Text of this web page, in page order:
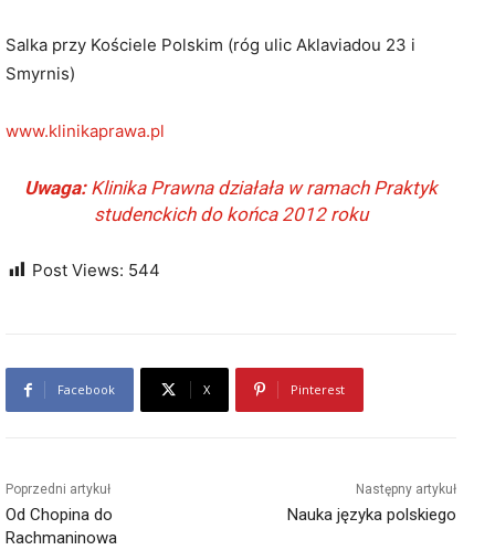
Salka przy Kościele Polskim (róg ulic Aklaviadou 23 i
Smyrnis)
www.klinikaprawa.pl
Uwaga:Klinika Prawna działała w ramach Praktyk
studenckich do końca 2012 roku
Post Views: 544
Facebook X Pinterest
Poprzedni artykuł
Od Chopina do
Rachmaninowa
Następny artykuł
Nauka języka polskiego